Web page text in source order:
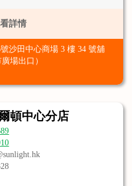
詳情
沙田中心商場 3 樓 34 號舖
場出口）
頓中心分店